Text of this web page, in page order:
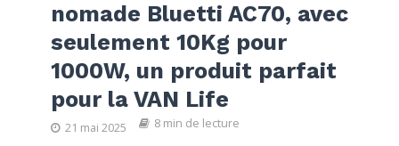
nomade Bluetti AC70, avec
seulement 10Kg pour
1000W, un produit parfait
pour la VAN Life
21 mai 2025 8 min de lecture